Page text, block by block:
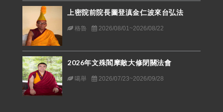
上密院前院長圖登滇金仁波來台弘法
格魯 2026/08/01~2026/08/22
2026年文殊閻摩敵大修閉關法會
噶舉 2026/07/23~2026/09/28